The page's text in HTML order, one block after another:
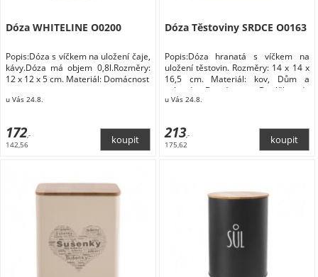
Dóza WHITELINE O0200
Popis:Dóza s víčkem na uložení čaje,
kávy.Dóza má objem 0,8l.Rozměry:
12 x 12 x 5 cm. Materiál: Domácnost
u Vás 24.8.
172,-
142,56
Dóza Těstoviny SRDCE O0163
Popis:Dóza hranatá s víčkem na
uložení těstovin. Rozměry: 14 x 14 x
16,5 cm. Materiál: kov, Dům a
zahrada Domácnost Doplňky do
kuchyně Skladování a balení
u Vás 24.8.
213,-
175,62